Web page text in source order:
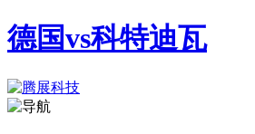
德国vs科特迪瓦